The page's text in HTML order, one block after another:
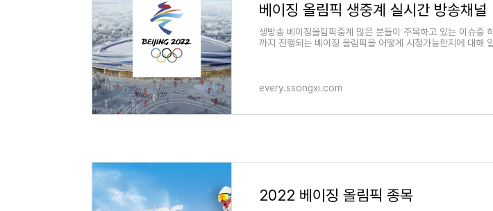
베이징 올림픽 생중계 실시간 방송채널
생방송 베이징올림픽중계 많은 분들이 주목하고 있는 이슈중
까지 진행되는 베이징 올림픽을 어떻게 시청가능한지에 대해
every.ssongxi.com
2022 베이징 올림픽 종목